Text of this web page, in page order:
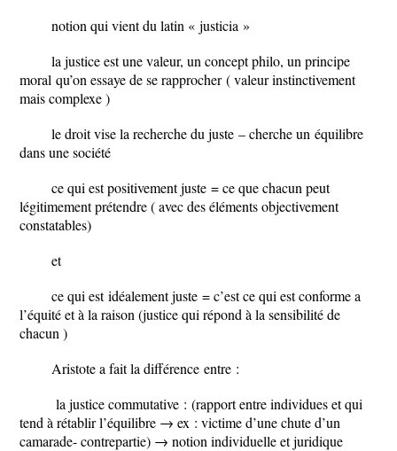
notion qui vient du latin « justicia »
la justice est unevaleur, un concept philo, un principe
moral qu’on essaye de se rapprocher( valeur instinctivement
mais complexe )
le droit vise la recherchedu juste – cherche un équilibre
dans une société
ce qui estpositivement juste = ce que chacun peut
légitimement prétendre ( avec des éléments objectivement
constatables)
et
ce qui estidéalement juste = c’est ce qui est conforme a
l’équité et à la raison (justice qui répond à la sensibilité de
chacun )
Aristote a fait la différence entre :
la justice commutative : (rapport entre individues et qui
tend à rétablir l’équilibre → ex : victime d’une chute d’un
camarade- contrepartie) → notion individuelle et juridique